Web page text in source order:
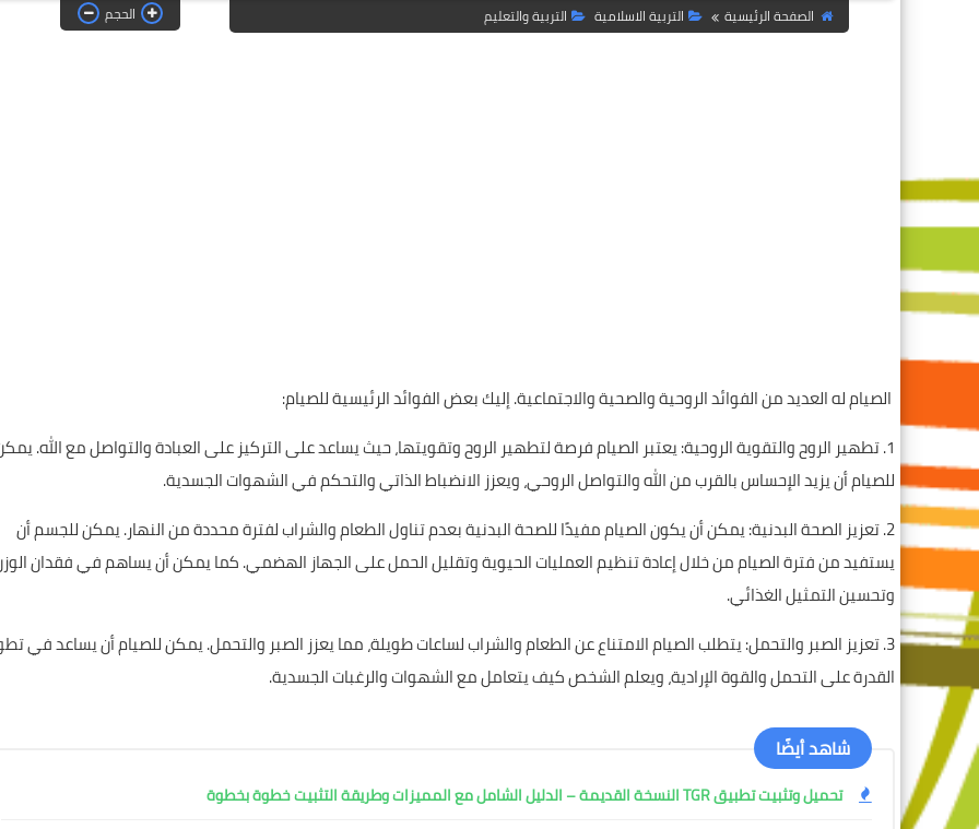
الصفحة الرئيسية التربية الاسلامية التربية والتعليم الحجم
الصيام له العديد من الفوائد الروحية والصحية والاجتماعية. إليك بعض الفوائد الرئيسية للصيام:
1. تطهير الروح والتقوية الروحية: يعتبر الصيام فرصة لتطهير الروح وتقويتها، حيث يساعد على التركيز على العبادة والتواصل مع الله.
للصيام أن يزيد الإحساس بالقرب من الله والتواصل الروحي، ويعزز الانضباط الذاتي والتحكم في الشهوات الجسدية.
2. تعزيز الصحة البدنية: يمكن أن يكون الصيام مفيدًا للصحة البدنية بعدم تناول الطعام والشراب لفترة محددة من النهار. يمكن للجسم أن
يستفيد من فترة الصيام من خلال إعادة تنظيم العمليات الحيوية وتقليل الحمل على الجهاز الهضمي. كما يمكن أن يساهم في فقدان
وتحسين التمثيل الغذائي.
3. تعزيز الصبر والتحمل: يتطلب الصيام الامتناع عن الطعام والشراب لساعات طويلة، مما يعزز الصبر والتحمل. يمكن للصيام أن يساعد في
القدرة على التحمل والقوة الإرادية، ويعلم الشخص كيف يتعامل مع الشهوات والرغبات الجسدية.
شاهد أيضًا
تحميل وتثبيت تطبيق TGR النسخة القديمة – الدليل الشامل مع المميزات وطريقة التثبيت خطوة بخطوة